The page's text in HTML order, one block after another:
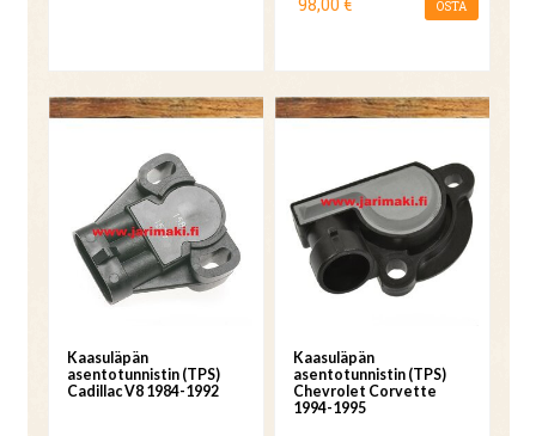
98,00 € OSTA
Kaasuläpän
asentotunnistin (TPS)
Cadillac V8 1984-1992
Kaasuläpän
asentotunnistin (TPS)
Chevrolet Corvette
1994-1995